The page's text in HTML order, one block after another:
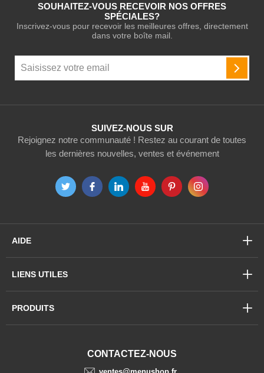
SUIVEZ-NOUS SUR
Rejoignez notre communauté ! Restez au courant de toutes
les dernières nouvelles, ventes et événement
SOUHAITEZ-VOUS RECEVOIR NOS OFFRES
SPÉCIALES?
Inscrivez-vous pour recevoir les meilleures offres, directement
dans votre boîte mail.
notre
CONTACTEZ-NOUS
AIDE
LIENS UTILES
PRODUITS